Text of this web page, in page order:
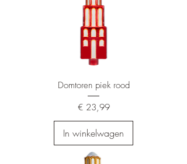
Domtoren piek rood
Prijs
€ 23,99
In winkelwagen